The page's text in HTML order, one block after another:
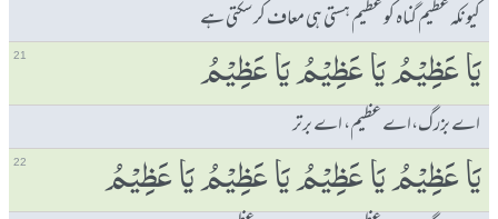
کیونکہ عظیم گناہ کو عظیم ہستی ہی معاف کر سکتی ہے
یَا عَظِیْمُ یَا عَظِیْمُ یَا عَظِیْمُ 21
اے بزرگ،اے عظیم، اے برتر
یَا عَظِیْمُ یَا عَظِیْمُ یَا عَظِیْمُ یَا عَظِیْمُ 22